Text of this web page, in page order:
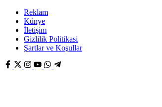
Reklam
Künye
İletişim
Gizlilik Politikasi
Şartlar ve Koşullar